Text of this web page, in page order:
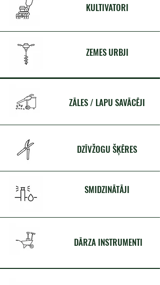
KULTIVATORI
ZEMES URBJI
ZĀLES / LAPU SAVĀCĒJI
DZĪVŽOGU ŠĶĒRES
SMIDZINĀTĀJI
DĀRZA INSTRUMENTI